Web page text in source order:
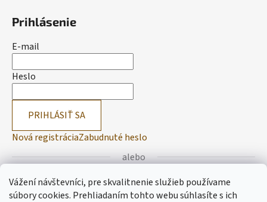
Vážení návštevníci, pre skvalitnenie služieb používame
súbory cookies. Prehliadaním tohto webu súhlasíte s ich
Prihlásenie
E-mail
Heslo
PRIHLÁSIŤ SA
Nová registráciaZabudnuté heslo
alebo
Prihlásiť sa cez Facebook